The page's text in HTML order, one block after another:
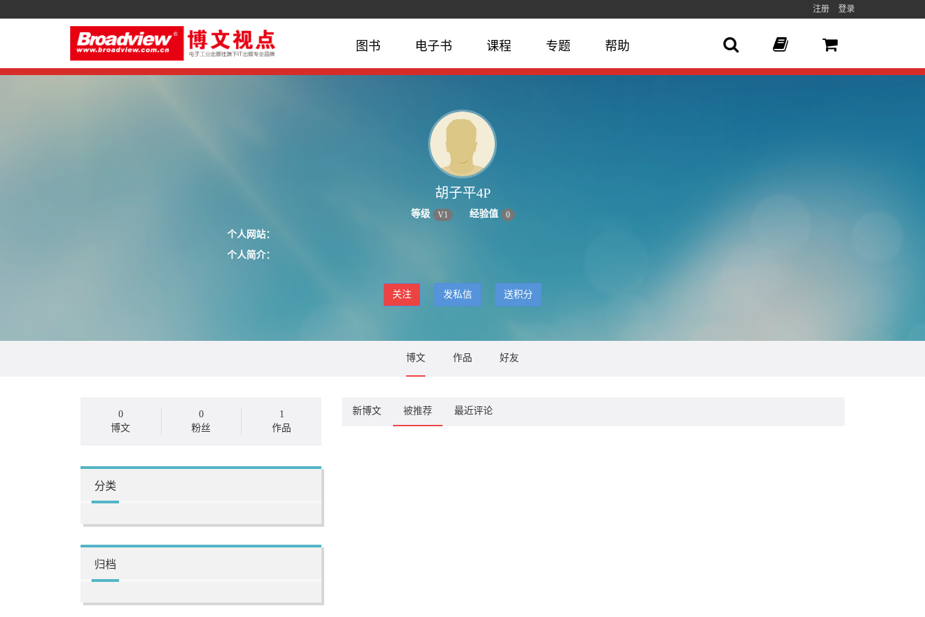
注册 登录
图书 电子书 课程 专题 帮助
胡子平4P
等级 V1 经验值 0
个人网站：
个人简介：
关注 发私信 送积分
博文 作品 好友
0
博文
0
粉丝
1
作品
分类
归档
新博文 被推荐 最近评论